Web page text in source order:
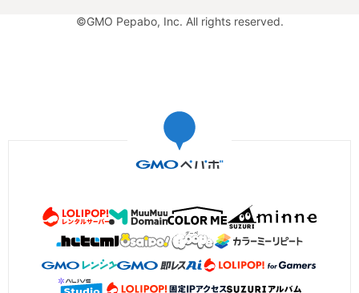
©GMO Pepabo, Inc. All rights reserved.